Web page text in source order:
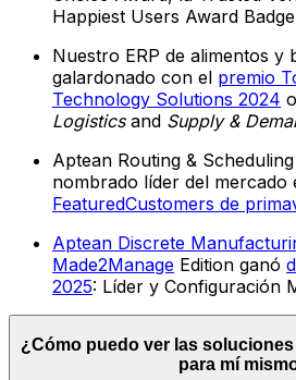
Happiest Users Award
Nuestro ERP de alimentos y
galardonado con el premio
Technology Solutions 2024
Logisticsand Supply &
Aptean Routing &
nombrado líder del mercado
FeaturedCustomers de
Aptean Discrete
Made2Manage Edition ganó
2025: Líder y Configuración
¿Cómo puedo ver las
para mí